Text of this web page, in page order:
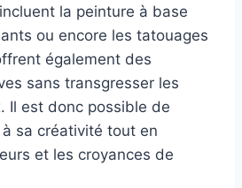
la peinture à base
ou encore les tatouages
également des
sans transgresser les
Il est donc possible de
sa créativité tout en
et les croyances de